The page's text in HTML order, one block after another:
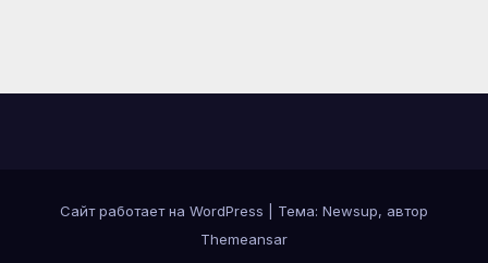
Сайт работает на WordPress
Тема: Newsup, автор
Themeansar